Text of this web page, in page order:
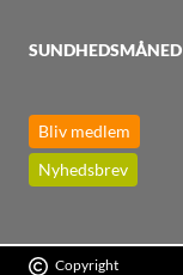
SUNDHEDSMÅNED
Bliv medlem
Nyhedsbrev
Copyright